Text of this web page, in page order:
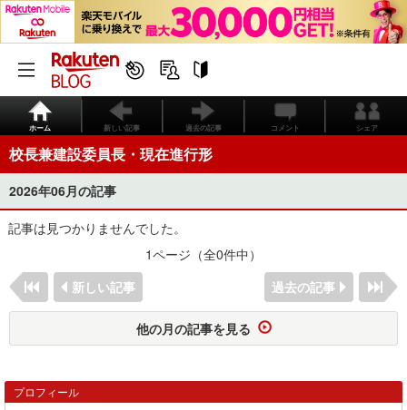
ホーム 新しい記事 過去の記事 コメント シェア
校長兼建設委員長・現在進行形
2026年06月の記事
記事は見つかりませんでした。
1ページ（全0件中）
新しい記事
過去の記事
他の月の記事を見る
プロフィール